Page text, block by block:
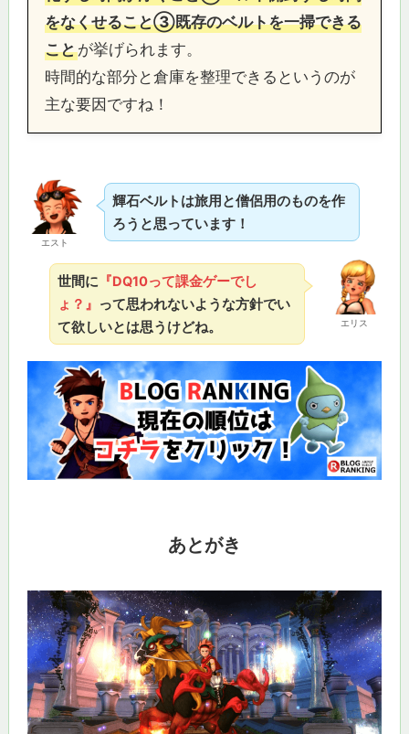
をなくせること③既存のベルトを一掃できる
ことが挙げられます。
時間的な部分と倉庫を整理できるというのが
主な要因ですね！
エスト
輝石ベルトは旅用と僧侶用のものを作
ろうと思っています！
エリス
世間に『DQ10って課金ゲーでし
ょ？』 って思われないような方針でい
て欲しいとは思うけどね。
あとがき